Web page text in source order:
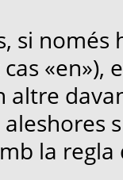
si
«en»),
la